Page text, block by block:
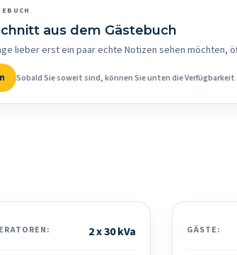
aus dem Gästebuch
lieber erst ein paar echte Notizen sehen möchten,
Sobald Sie soweit sind, können Sie unten die Verfügbarkeit
2 x 30 kVa GÄSTE: